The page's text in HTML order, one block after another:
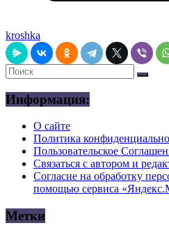
kroshka
Информация:
О сайте
Политика
Пользовательское
Связаться с автором и
Согласие на обработку
помощью сервиса
Метки